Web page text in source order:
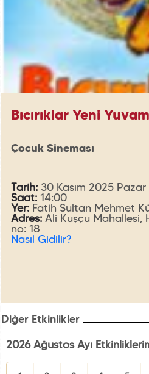
Bıcırıklar Yeni
Çocuk Sineması
Tarih: 30 Kasım 2025 Pazar
Saat: 14:00
Yer: Fatih Sultan Mehmet
Adres:Ali Kuşçu Mahallesi,
no: 18
Nasıl Gidilir?
Diğer Etkinlikler
2026 Ağustos Ayı